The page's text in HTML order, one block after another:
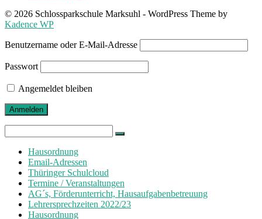
© 2026 Schlossparkschule Marksuhl - WordPress Theme by
Kadence WP
Benutzername oder E-Mail-Adresse
Passwort
Angemeldet bleiben
for:
Hausordnung
Email-Adressen
Thüringer Schulcloud
Termine / Veranstaltungen
AG´s, Förderunterricht, Hausaufgabenbetreuung
Lehrersprechzeiten 2022/23
Hausordnung